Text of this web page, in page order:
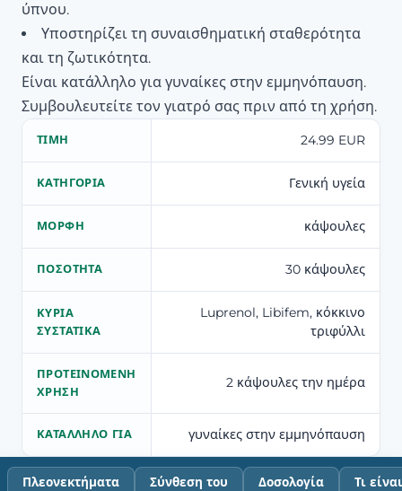
ύπνου.
Υποστηρίζει τη συναισθηματική σταθερότητα
και τη ζωτικότητα.
Είναι κατάλληλο για γυναίκες στην εμμηνόπαυση.
Συμβουλευτείτε τον γιατρό σας πριν από τη χρήση.
ΤΙΜΉ 24.99 EUR
ΚΑΤΗΓΟΡΊΑ Γενική υγεία
ΜΟΡΦΉ κάψουλες
ΠΟΣΌΤΗΤΑ 30 κάψουλες
ΚΎΡΙΑ
ΣΥΣΤΑΤΙΚΆ
Luprenol, Libifem, κόκκινο
τριφύλλι
ΠΡΟΤΕΙΝΌΜΕΝΗ
ΧΡΉΣΗ
2 κάψουλες την ημέρα
ΚΑΤΆΛΛΗΛΟ ΓΙΑ γυναίκες στην εμμηνόπαυση
Πλεονεκτήματα Σύνθεση του Δοσολογία Τι